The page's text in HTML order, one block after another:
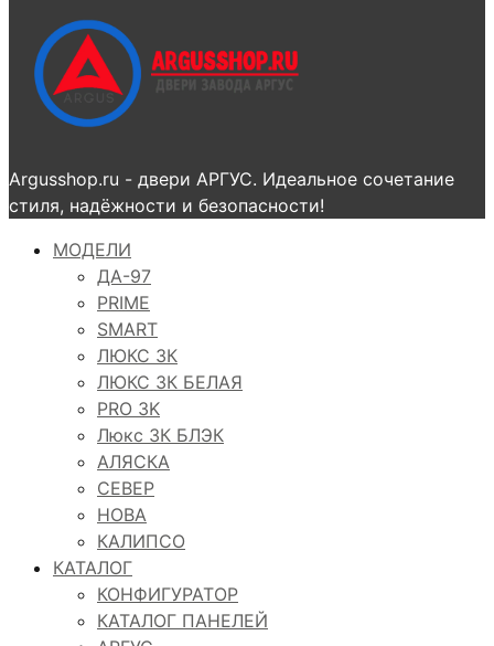
Argusshop.ru - двери АРГУС. Идеальное сочетание
стиля, надёжности и безопасности!
МОДЕЛИ
ДА-97
PRIME
SMART
ЛЮКС 3К
ЛЮКС 3К БЕЛАЯ
PRO 3K
Люкс 3К БЛЭК
АЛЯСКА
СЕВЕР
НОВА
КАЛИПСО
КАТАЛОГ
КОНФИГУРАТОР
КАТАЛОГ ПАНЕЛЕЙ